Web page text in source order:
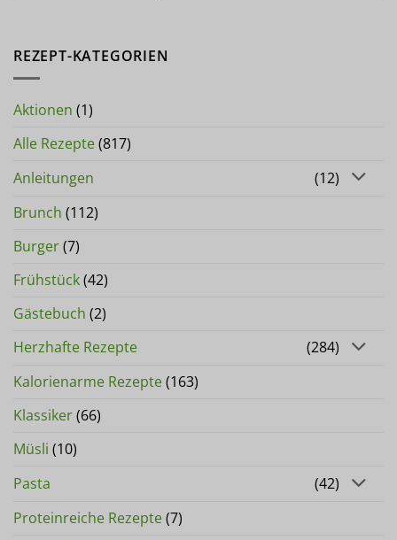
REZEPT-KATEGORIEN
Aktionen (1)
Alle Rezepte(817)
Anleitungen
(12)
Brunch (112)
Burger(7)
Frühstück(42)
Gästebuch (2)
Herzhafte Rezepte
(284)
Kalorienarme Rezepte(163)
Klassiker(66)
Müsli (10)
Pasta
(42)
Proteinreiche Rezepte(7)